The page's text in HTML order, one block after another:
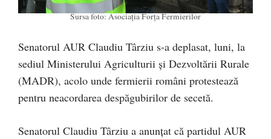
Sursa foto: Asociația Forța Fermierilor
Senatorul AUR Claudiu Târziu s-a deplasat, luni, la
sediul Ministerului Agriculturii și Dezvoltării Rurale
(MADR), acolo unde fermierii români protestează
pentru neacordarea despăgubirilor de secetă.
Senatorul Claudiu Târziu a anunțat că partidul AUR